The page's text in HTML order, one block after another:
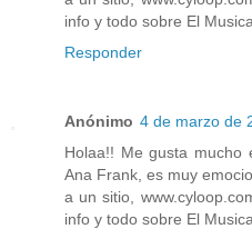
info y todo sobre El
Responder
Anónimo 4 de marzo de
Holaa!! Me gusta mucho
Ana Frank, es muy
a un sitio,
info y todo sobre El